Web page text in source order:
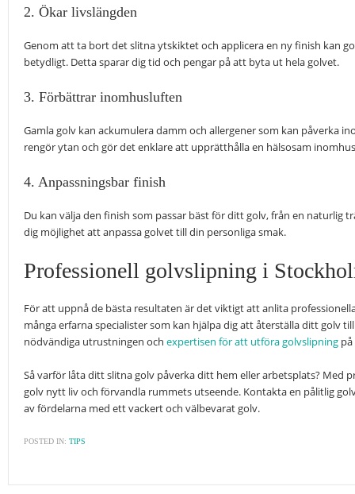
2. Ökar livslängden
Genom att ta bort det slitna ytskiktet och applicera en ny finish kan
betydligt. Detta sparar dig tid och pengar på att byta ut hela golvet.
3. Förbättrar inomhusluften
Gamla golv kan ackumulera damm och allergener som kan påverka
rengör ytan och gör det enklare att upprätthålla en hälsosam
4. Anpassningsbar finish
Du kan välja den finish som passar bäst för ditt golv, från en naturlig
dig möjlighet att anpassa golvet till din personliga smak.
Professionell golvslipning i
För att uppnå de bästa resultaten är det viktigt att anlita
många erfarna specialister som kan hjälpa dig att återställa ditt golv
nödvändiga utrustningen och expertisen för att utföra golvslipning
Så varför låta ditt slitna golv påverka ditt hem eller arbetsplats? Med
golv nytt liv och förvandla rummets utseende. Kontakta en pålitlig
av fördelarna med ett vackert och välbevarat golv.
POSTED IN: TIPS